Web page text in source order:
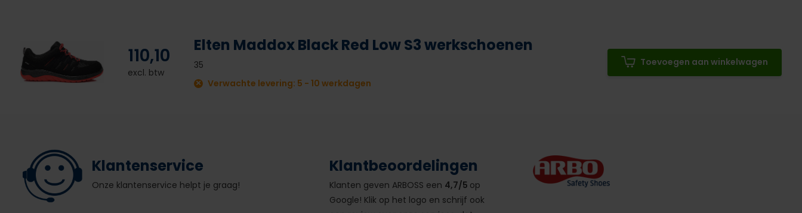
110,10
excl. btw
Elten Maddox Black Red Low S3 werkschoenen
35
Verwachte levering: 5 - 10 werkdagen
Toevoegen aan winkelwagen
Klantenservice
Onze klantenservice helpt je graag!
Klantbeoordelingen
Klanten geven ARBOSS een 4,7/5 op
Google! Klik op het logo en schrijf ook